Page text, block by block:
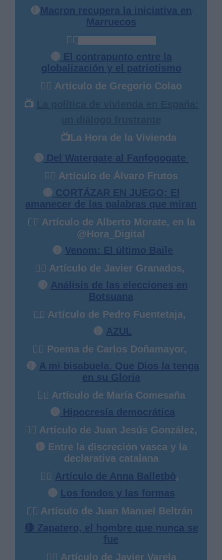
🔴Macron recupera la iniciativa en
Marruecos
✍🏻
🔴 El contrapunto entre la
globalización y el patriotismo
✍🏻 Artículo de Gregorio Colao
📺
📺La Hora de la Vivienda
🔴 Del Watergate al Fanfogogate
✍🏻 Artículo de Álvaro Frutos
🔴 CORTÁZAR EN JUEGO: El
amanecer de las palabras que miran
✍🏻 Artículo de Alberto Morate, en la
@Hora_Digital
🔴 Venom: El último Baile
✍🏻 Artículo de Javier Granados,
🔴 Análisis de las elecciones en
Botsuana
✍🏻 Artículo de Pedro Fuentetaja,
🔴 AZUL
✍🏻 Poema de Carlos Doñamayor,
🔴 A mi bisabuela. Que Dios la tenga
en su Gloria
✍🏻 Artículo de María Comesaña
🔴 Hipocresía democrática
✍🏻 Artículo de Juan Jesús González,
🔴 Entre la discreción vasca y la
declarativa catalana
✍🏻 Artículo de Anna Balletbò,
🔴 Los fondos y las formas
✍🏻 Artículo de Juan Manuel Beltrán
🔴 Zapatero, el hombre que nunca se
fue
✍🏻 Artículo de Javier Varela